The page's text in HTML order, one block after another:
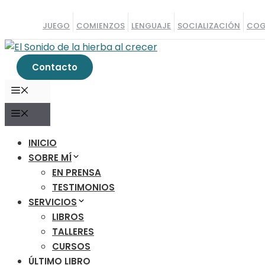
contenido
JUEGO COMIENZOS LENGUAJE SOCIALIZACIÓN
Contacto
INICIO
SOBRE MÍ
EN PRENSA
TESTIMONIOS
SERVICIOS
LIBROS
TALLERES
CURSOS
ÚLTIMO LIBRO